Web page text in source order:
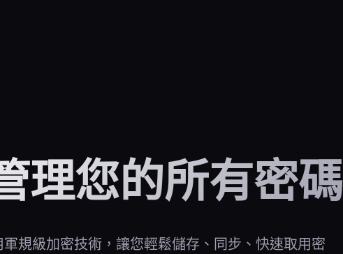
理您的所有密碼
規級加密技術，讓您輕鬆儲存、同步、快速取用密